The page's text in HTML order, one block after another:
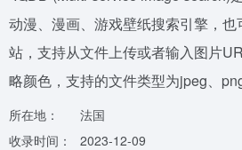
动漫、漫画、游戏壁纸搜索引擎，
站，支持从文件上传或者输入图片
略颜色，支持的文件类型为jpeg、png
所在地：
法国
收录时间：
2023-12-09